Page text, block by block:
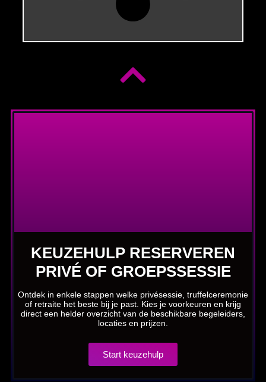
KEUZEHULP RESERVEREN
PRIVÉ OF GROEPSSESSIE
Ontdek in enkele stappen welke privésessie, truffelceremonie
of retraite het beste bij je past. Kies je voorkeuren en krijg
direct een helder overzicht van de beschikbare begeleiders,
locaties en prijzen.
Start keuzehulp